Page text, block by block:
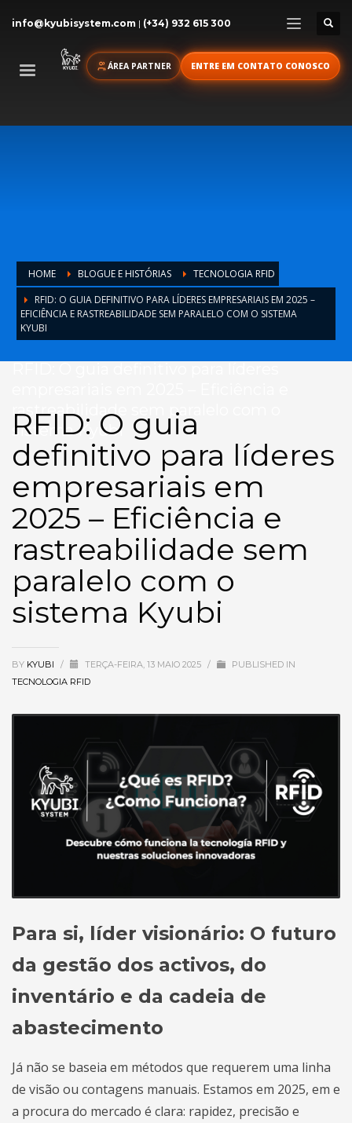
info@kyubisystem.com | (+34) 932 615 300
ÁREA PARTNER ENTRE EM CONTATO CONOSCO
HOME BLOGUE E HISTÓRIAS
TECNOLOGIA RFID
RFID: O GUIA DEFINITIVO PARA LÍDERES EMPRESARIAIS EM 2025 –
EFICIÊNCIA E RASTREABILIDADE SEM PARALELO COM O SISTEMA
KYUBI
rastreabilidade sem paralelo com o
sistema Kyubi
RFID: O guia
definitivo para líderes
empresariais em
2025 – Eficiência e
rastreabilidade sem
paralelo com o
sistema Kyubi
BY KYUBI / TERÇA-FEIRA, 13 MAIO 2025 /
PUBLISHED IN
TECNOLOGIA RFID
Para si, líder visionário: O futuro
da gestão dos activos, do
inventário e da cadeia de
abastecimento
Já não se baseia em métodos que requerem uma linha
de visão ou contagens manuais. Estamos em 2025, em e
a procura do mercado é clara: rapidez, precisão e